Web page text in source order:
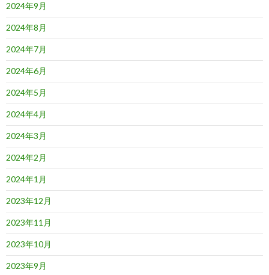
2024年9月
2024年8月
2024年7月
2024年6月
2024年5月
2024年4月
2024年3月
2024年2月
2024年1月
2023年12月
2023年11月
2023年10月
2023年9月